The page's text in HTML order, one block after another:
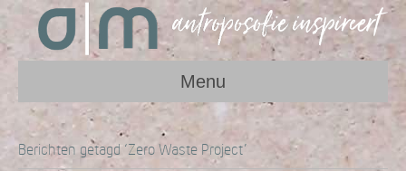
Menu
Berichten getagd ‘Zero Waste Project’